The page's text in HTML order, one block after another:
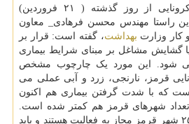
محدودیت های هوشمند کرونایی از روز گذشته ( ۲۱ فروردین)
راستا مهندس محسن فرهادی_ معاون
وزارت بهداشت، گفته است: قرار بر
گشایش مشاغل بر مبنای شرایط بیماری
شود. این مورد یک چارچوب مشخص
۴ رنگ کرونایی قرمز، نارنجی، زرد و آبی عملی می
که با شدت گرفتن بیماری هم اکنون
تعداد شهرهای قرمز هم کمتر شده است.
حالا گروه شغلی یک در ۲۵۷ شهر قرمز مجاز به فعالیت هستند و باید